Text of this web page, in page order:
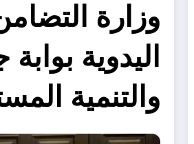
وزارة
اليدوية
والتنمية